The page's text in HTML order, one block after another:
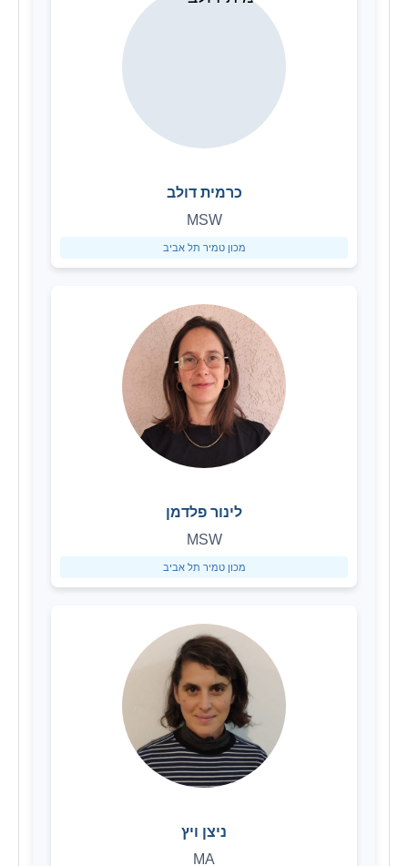
כרמית דולב
MSW
מכון טמיר תל אביב
לינור פלדמן
MSW
מכון טמיר תל אביב
ניצן ויץ
MA